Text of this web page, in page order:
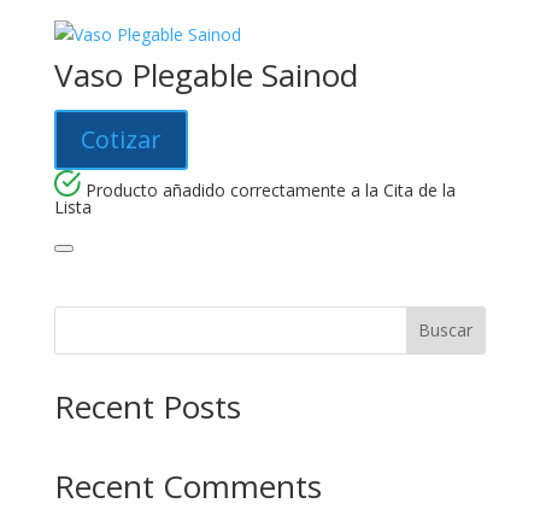
Vaso Plegable Sainod
Cotizar
Producto añadido correctamente a la Cita de la
Lista
Buscar
Recent Posts
Recent Comments